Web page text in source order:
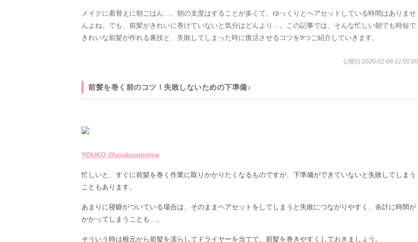
メイクに着替えに朝ごはん…。朝の支度はすることが多くて、ゆっくりとヘアセットしている時間はありませ
んよね。でも、前髪がきれいに巻けていないと気分はどんより…。この記事では、そんな忙しい朝でも時短で
きれいな前髪が作れる裏技と、失敗してしまった時に復活させるコツを9つご紹介していきます。
公開日:2020-02-09 12:00:00
前髪を巻く前のコツ！失敗しないための下準備♪
YOUKO @youkosetojima
忙しいと、すぐに前髪を巻く作業に取りかかりたくなるものですが、下準備ができていないと失敗してしまう
こともあります。
あまりに寝癖がついている場合は、そのままヘアセットをしてしまうと失敗につながりやすく、余計に時間が
かかってしまうことも…。
そういう時は根元から前髪を濡らしてドライヤーを当てて、前髪を巻きやすくしておきましょう。